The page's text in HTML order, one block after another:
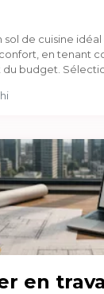
sol de cuisine
en tenant
budget.
en